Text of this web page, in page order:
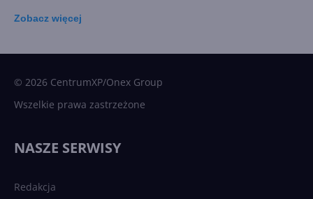
Zobacz więcej
© 2026 CentrumXP/Onex Group
Wszelkie prawa zastrzeżone
NASZE SERWISY
Redakcja